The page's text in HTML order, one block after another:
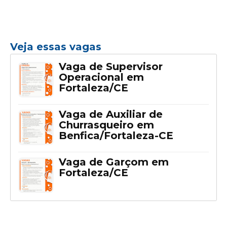
Veja essas vagas
Vaga de Supervisor
Operacional em
Fortaleza/CE
Vaga de Auxiliar de
Churrasqueiro em
Benfica/Fortaleza-CE
Vaga de Garçom em
Fortaleza/CE